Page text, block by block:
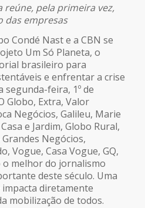
reúne, pela primeira vez,
das empresas
Condé Nast e a CBN se
Um Só Planeta, o
brasileiro para
e enfrentar a crise
segunda-feira, 1º de
Globo, Extra, Valor
Negócios, Galileu, Marie
e Jardim, Globo Rural,
Negócios,
Vogue, Casa Vogue, GQ,
melhor do jornalismo
deste século. Uma
diretamente
mobilização de todos.